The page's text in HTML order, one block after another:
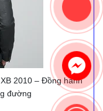
2010 – Đồng hành
đường